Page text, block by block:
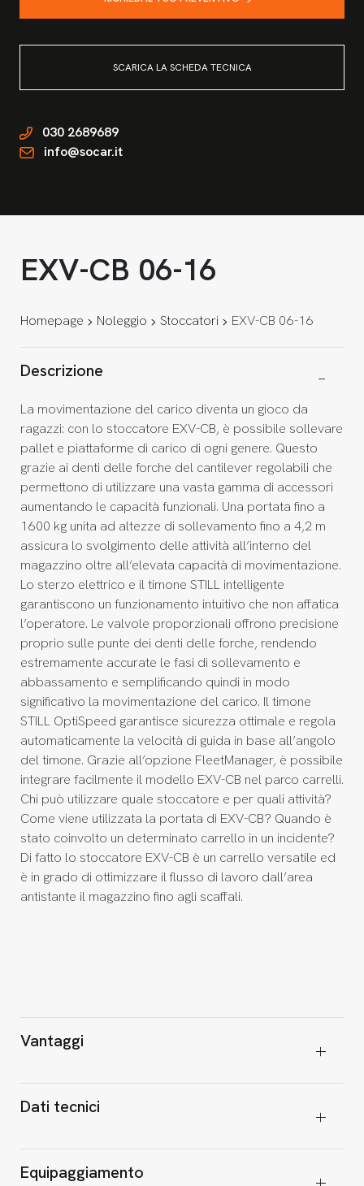
SCARICA LA SCHEDA TECNICA
030 2689689
info@socar.it
EXV-CB 06-16
Homepage Noleggio Stoccatori EXV-CB 06-16
Descrizione
La movimentazione del carico diventa un gioco da
ragazzi: con lo stoccatore EXV-CB, è possibile sollevare
pallet e piattaforme di carico di ogni genere. Questo
grazie ai denti delle forche del cantilever regolabili che
permettono di utilizzare una vasta gamma di accessori
aumentando le capacità funzionali. Una portata fino a
1600 kg unita ad altezze di sollevamento fino a 4,2 m
assicura lo svolgimento delle attività all’interno del
magazzino oltre all’elevata capacità di movimentazione.
Lo sterzo elettrico e il timone STILL intelligente
garantiscono un funzionamento intuitivo che non affatica
l’operatore. Le valvole proporzionali offrono precisione
proprio sulle punte dei denti delle forche, rendendo
estremamente accurate le fasi di sollevamento e
abbassamento e semplificando quindi in modo
significativo la movimentazione del carico. Il timone
STILL OptiSpeed garantisce sicurezza ottimale e regola
automaticamente la velocità di guida in base all’angolo
del timone. Grazie all’opzione FleetManager, è possibile
integrare facilmente il modello EXV-CB nel parco carrelli.
Chi può utilizzare quale stoccatore e per quali attività?
Come viene utilizzata la portata di EXV-CB? Quando è
stato coinvolto un determinato carrello in un incidente?
Di fatto lo stoccatore EXV-CB è un carrello versatile ed
è in grado di ottimizzare il flusso di lavoro dall’area
antistante il magazzino fino agli scaffali.
Vantaggi
Dati tecnici
Equipaggiamento